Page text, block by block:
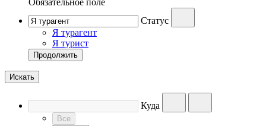
Обязательное поле
Статус
Я турагент
Я турист
Продолжить
Искать
Куда
Все